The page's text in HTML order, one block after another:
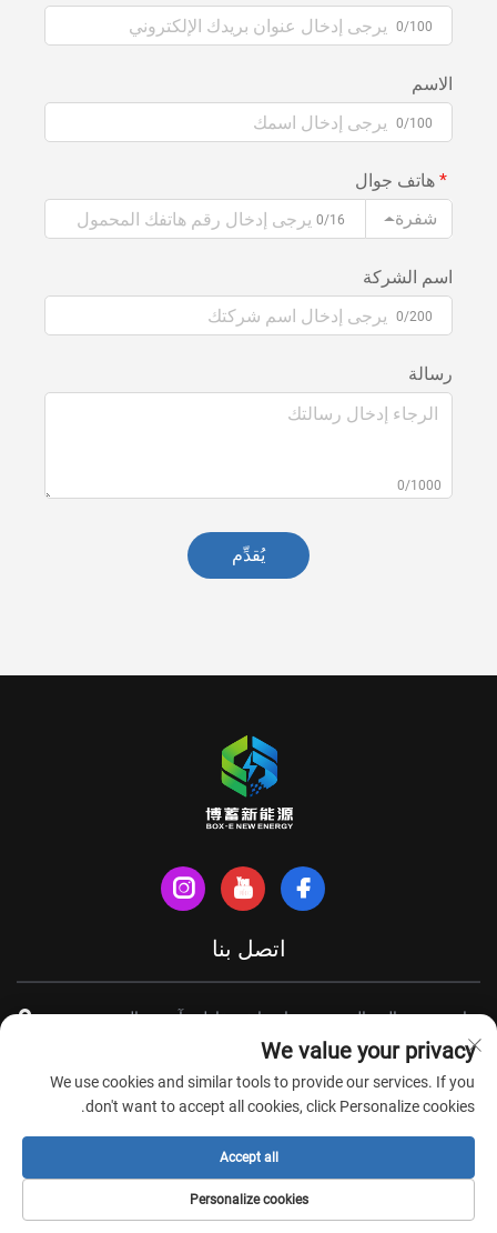
0/100
الاسم
0/100
هاتف جوال
شفرة
0/16
اسم الشركة
0/200
رسالة
0/1000
يُقدِّم
اتصل بنا
شارع شينهي الشمالي، مدينة تيانتشانغ، مقاطعة آنهوي، الصين
+86-18949493005
حقوق الطبع والنشر © شركة آنهوي بوكس-إي لتكنولوجيا الطاقة الجديدة
We value your privacy
We use cookies and similar tools to provide our services. If you
don't want to accept all cookies, click Personalize cookies.
Personalize cookies
Accept all